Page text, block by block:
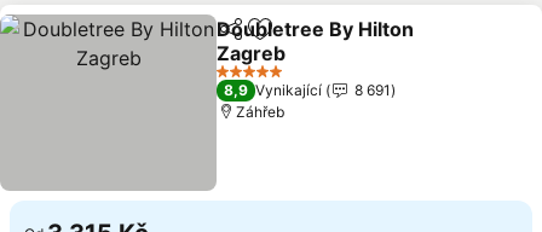
SdíletPřidat na seznam oblíbených
Doubletree By Hilton
Zagreb
Ukázat ceny
5 Počet hvězdiček
8,9 Vynikající
8 691
Záhřeb